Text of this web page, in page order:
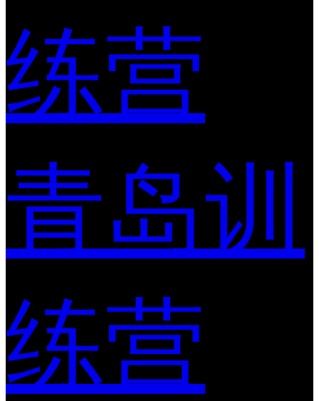
练营
青岛训
练营